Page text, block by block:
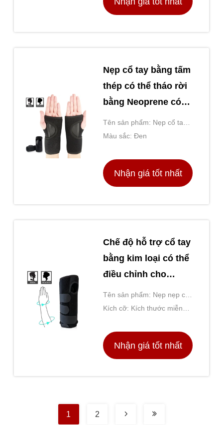
Nẹp cổ tay bằng tấm
thép có thể tháo rời
bằng Neoprene có
thể điều chỉnh để
giảm bong gân cổ
Tên sản phẩm: Nẹp cổ tay
nén thoáng khí cho văn
ổn định cổ tay hàng ngày
Màu sắc: Đen
Nhận giá tốt nhất
Chế độ hỗ trợ cổ tay
bằng kim loại có thể
điều chỉnh cho
đường hầm cổ tay
và phục hồi xương
Tên sản phẩm: Nẹp nẹp cổ
tay thoáng khí với tấm
Kích cỡ: Kích thước miễn
Nhận giá tốt nhất
1 2